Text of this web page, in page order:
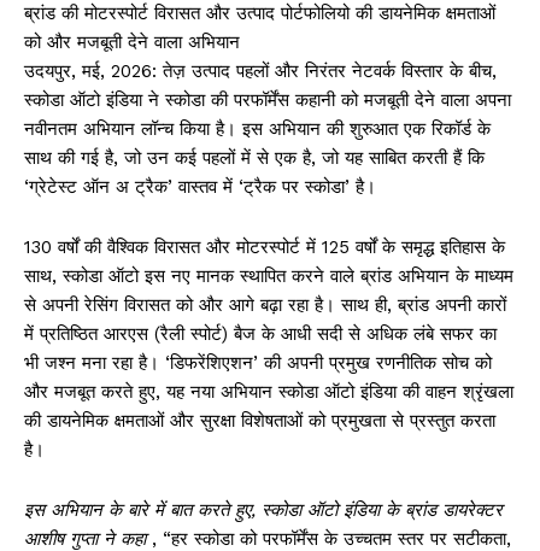
ब्रांड की मोटरस्पोर्ट विरासत और उत्पाद पोर्टफोलियो की डायनेमिक क्षमताओं
को और मजबूती देने वाला अभियान
उदयपुर, मई, 2026: तेज़ उत्पाद पहलों और निरंतर नेटवर्क विस्तार के बीच,
स्कोडा ऑटो इंडिया ने स्कोडा की परफॉर्मेंस कहानी को मजबूती देने वाला अपना
नवीनतम अभियान लॉन्च किया है। इस अभियान की शुरुआत एक रिकॉर्ड के
साथ की गई है, जो उन कई पहलों में से एक है, जो यह साबित करती हैं कि
‘ग्रेटेस्ट ऑन अ ट्रैक’ वास्तव में ‘ट्रैक पर स्कोडा’ है।
130 वर्षों की वैश्विक विरासत और मोटरस्पोर्ट में 125 वर्षों के समृद्ध इतिहास के
साथ, स्कोडा ऑटो इस नए मानक स्थापित करने वाले ब्रांड अभियान के माध्यम
से अपनी रेसिंग विरासत को और आगे बढ़ा रहा है। साथ ही, ब्रांड अपनी कारों
में प्रतिष्ठित आरएस (रैली स्पोर्ट) बैज के आधी सदी से अधिक लंबे सफर का
भी जश्न मना रहा है। ‘डिफरेंशिएशन’ की अपनी प्रमुख रणनीतिक सोच को
और मजबूत करते हुए, यह नया अभियान स्कोडा ऑटो इंडिया की वाहन श्रृंखला
की डायनेमिक क्षमताओं और सुरक्षा विशेषताओं को प्रमुखता से प्रस्तुत करता
है।
इस अभियान के बारे में बात करते हुए, स्कोडा ऑटो इंडिया के ब्रांड डायरेक्टर
आशीष गुप्ता ने कहा, “हर स्कोडा को परफॉर्मेंस के उच्चतम स्तर पर सटीकता,